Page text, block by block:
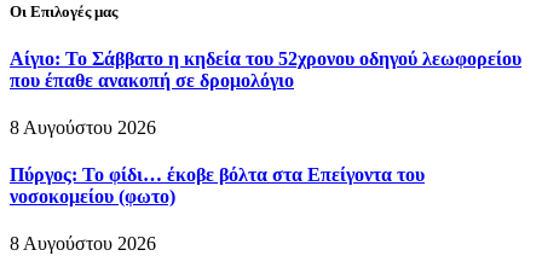
Οι Επιλογές μας
Αίγιο: Το Σάββατο η κηδεία του 52χρονου οδηγού λεωφορείου
που έπαθε ανακοπή σε δρομολόγιο
8 Αυγούστου 2026
Πύργος: Το φίδι… έκοβε βόλτα στα Επείγοντα του
νοσοκομείου (φωτο)
8 Αυγούστου 2026